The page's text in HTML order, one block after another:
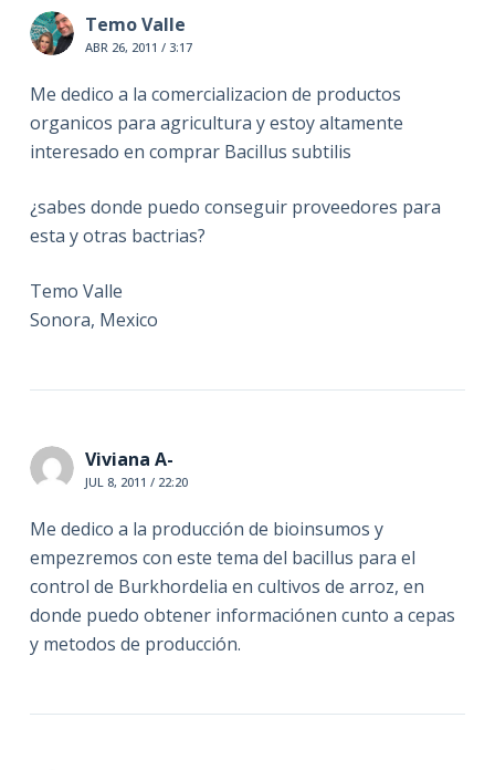
Temo Valle
ABR 26, 2011 / 3:17
Me dedico a la comercializacion de productos
organicos para agricultura y estoy altamente
interesado en comprar Bacillus subtilis
¿sabes donde puedo conseguir proveedores para
esta y otras bactrias?
Temo Valle
Sonora, Mexico
Viviana A-
JUL 8, 2011 / 22:20
Me dedico a la producción de bioinsumos y
empezremos con este tema del bacillus para el
control de Burkhordelia en cultivos de arroz, en
donde puedo obtener informaciónen cunto a cepas
y metodos de producción.